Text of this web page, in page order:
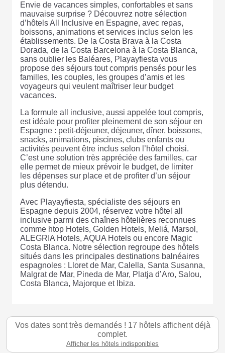
Envie de vacances simples, confortables et sans
mauvaise surprise ? Découvrez notre sélection
d’hôtels All Inclusive en Espagne, avec repas,
boissons, animations et services inclus selon les
établissements. De la Costa Brava à la Costa
Dorada, de la Costa Barcelona à la Costa Blanca,
sans oublier les Baléares, Playayfiesta vous
propose des séjours tout compris pensés pour les
familles, les couples, les groupes d’amis et les
voyageurs qui veulent maîtriser leur budget
vacances.
La formule all inclusive, aussi appelée tout compris,
est idéale pour profiter pleinement de son séjour en
Espagne : petit-déjeuner, déjeuner, dîner, boissons,
snacks, animations, piscines, clubs enfants ou
activités peuvent être inclus selon l’hôtel choisi.
C’est une solution très appréciée des familles, car
elle permet de mieux prévoir le budget, de limiter
les dépenses sur place et de profiter d’un séjour
plus détendu.
Avec Playayfiesta, spécialiste des séjours en
Espagne depuis 2004, réservez votre hôtel all
inclusive parmi des chaînes hôtelières reconnues
comme htop Hotels, Golden Hotels, Meliá, Marsol,
ALEGRIA Hotels, AQUA Hotels ou encore Magic
Costa Blanca. Notre sélection regroupe des hôtels
situés dans les principales destinations balnéaires
espagnoles : Lloret de Mar, Calella, Santa Susanna,
Malgrat de Mar, Pineda de Mar, Platja d’Aro, Salou,
Costa Blanca, Majorque et Ibiza.
Vos dates sont très demandés ! 17 hôtels affichent déjà
complet.
Afficher les hôtels indisponibles